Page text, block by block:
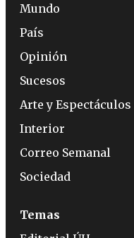
Mundo
País
Opinión
Sucesos
Arte y Espectáculos
Interior
Correo Semanal
Sociedad
Temas